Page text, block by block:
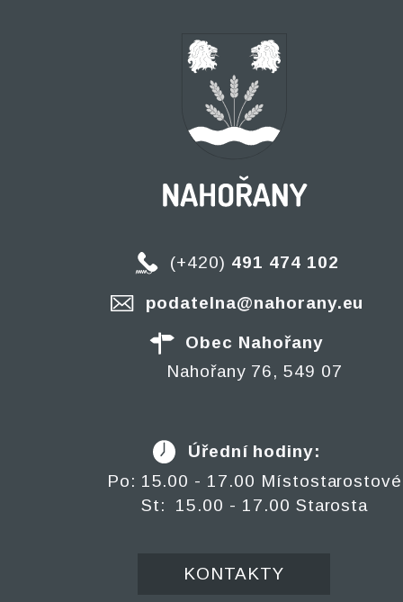
(+420) 491 474 102
podatelna@nahorany.eu
Obec Nahořany
Nahořany 76, 549 07
Úřední hodiny:
Po: 15.00 - 17.00 Místostarostové
St: 15.00 - 17.00 Starosta
KONTAKTY